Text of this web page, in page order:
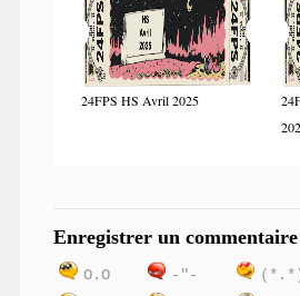
24FPS HS Avril 2025
Enregistrer un commentaire
O.O -"-